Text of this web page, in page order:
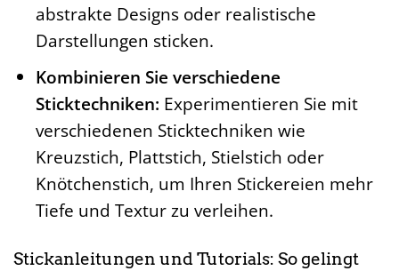
abstrakte Designs oder realistische
Darstellungen sticken.
Kombinieren Sie verschiedene
Sticktechniken: Experimentieren Sie mit
verschiedenen Sticktechniken wie
Kreuzstich, Plattstich, Stielstich oder
Knötchenstich, um Ihren Stickereien mehr
Tiefe und Textur zu verleihen.
Stickanleitungen und Tutorials: So gelingt